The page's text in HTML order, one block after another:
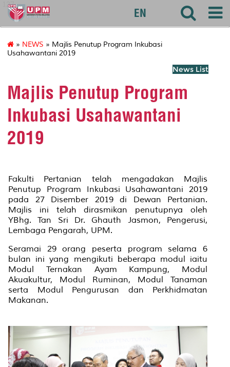
127
EN
» NEWS » Majlis Penutup Program Inkubasi
Usahawantani 2019
News List
Majlis Penutup Program
Inkubasi Usahawantani
2019
Fakulti Pertanian telah mengadakan Majlis
Penutup Program Inkubasi Usahawantani 2019
pada 27 Disember 2019 di Dewan Pertanian.
Majlis ini telah dirasmikan penutupnya oleh
YBhg. Tan Sri Dr. Ghauth Jasmon, Pengerusi,
Lembaga Pengarah, UPM.
Seramai 29 orang peserta program selama 6
bulan ini yang mengikuti beberapa modul iaitu
Modul Ternakan Ayam Kampung, Modul
Akuakultur, Modul Ruminan, Modul Tanaman
serta Modul Pengurusan dan Perkhidmatan
Makanan.